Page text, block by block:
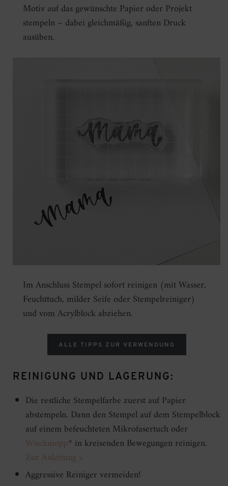
Motiv auf das gewünschte Papier oder Projekt
stempeln – dabei gleichmäßig, sanften Druck
ausüben.
Im Anschluss Stempel sofort reinigen (mit Wasser,
Feuchttuch, milder Seife oder Stempelreiniger)
und vom Acrylblock abziehen.
ALLE TIPPS ZUR VERWENDUNG
REINIGUNG UND LAGERUNG:
Die restliche Stempelfarbe zuerst auf Papier
abstempeln. Dann den Stempel auf dem Stempelblock
auf einem befeuchteten Mikrofasertuch oder
Wischmopp* in kreisenden Bewegungen reinigen.
Zur Anleitung »
Aggressive Reiniger vermeiden!